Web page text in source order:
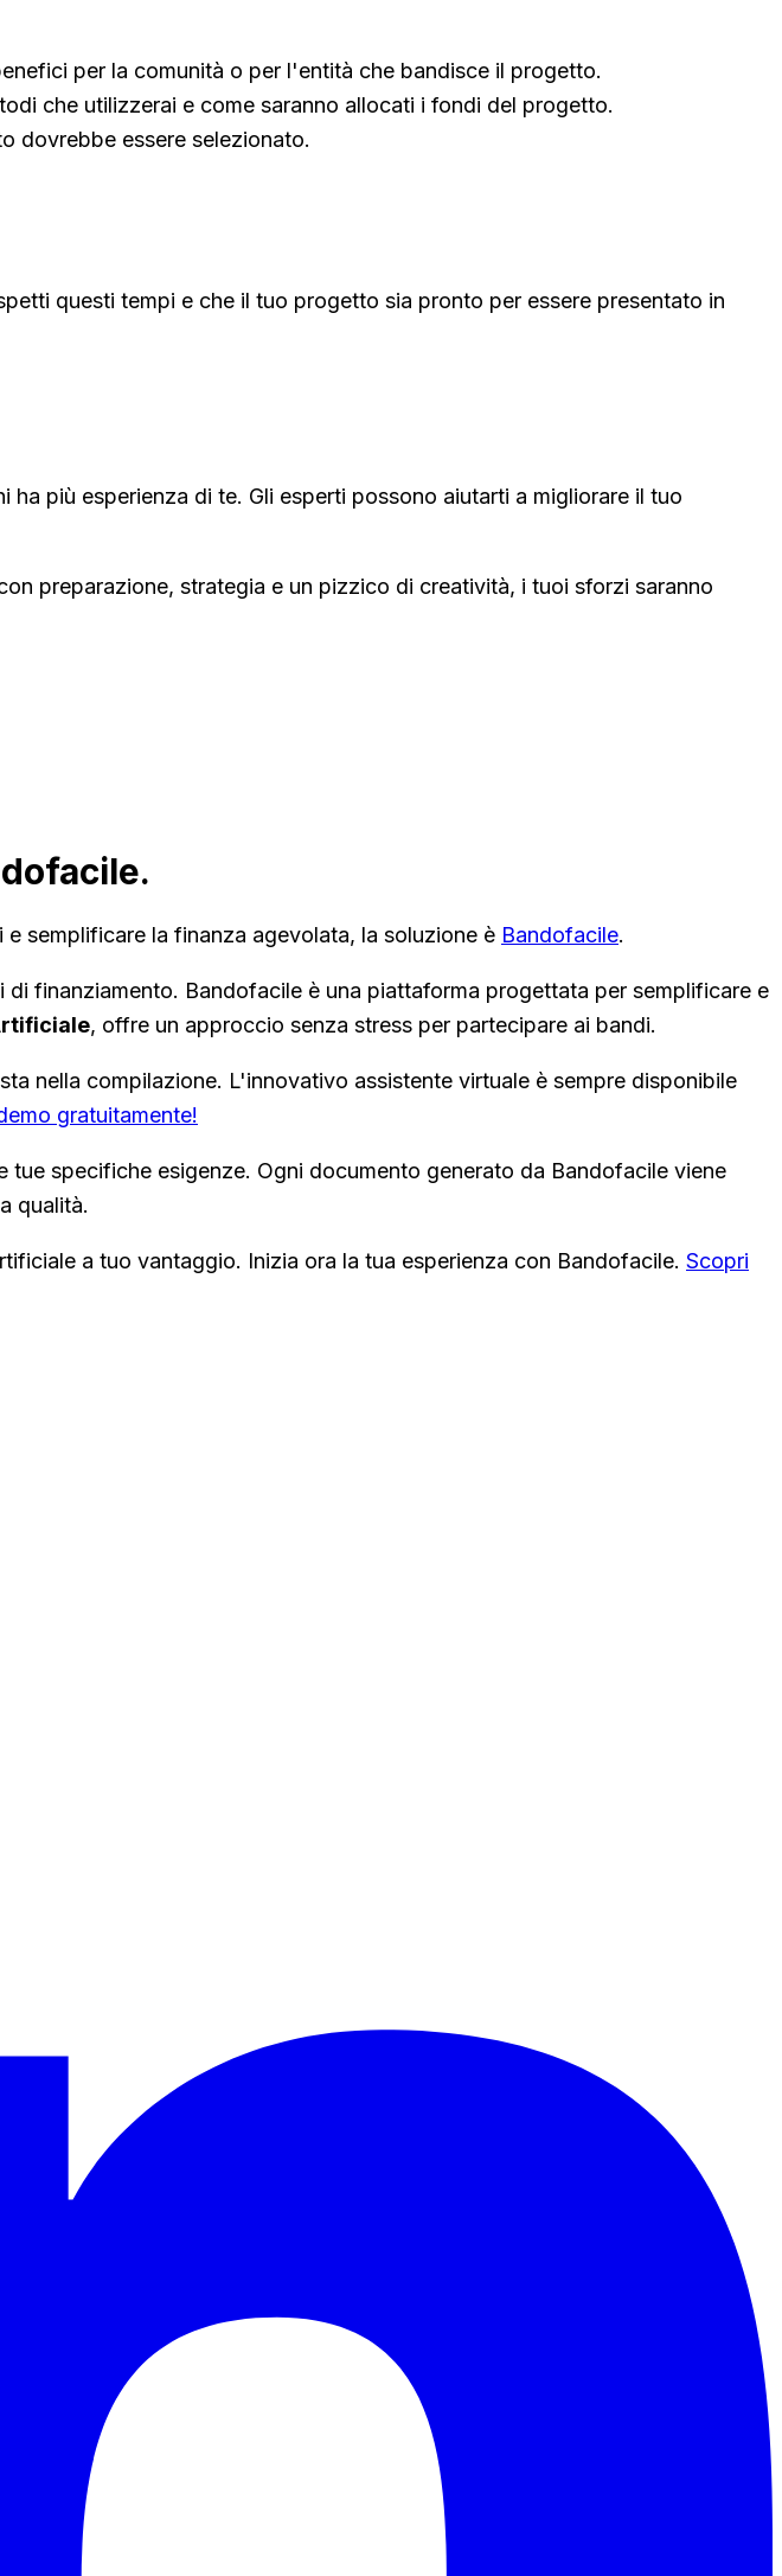
per la comunità o per l'entità che bandisce il progetto.
che utilizzerai e come saranno allocati i fondi del progetto.
dovrebbe essere selezionato.
questi tempi e che il tuo progetto sia pronto per essere presentato in
più esperienza di te. Gli esperti possono aiutarti a migliorare il tuo
preparazione, strategia e un pizzico di creatività, i tuoi sforzi saranno
semplificare la finanza agevolata, la soluzione è Bandofacile.
finanziamento. Bandofacile è una piattaforma progettata per semplificare e
, offre un approccio senza stress per partecipare ai bandi.
nella compilazione. L'innovativo assistente virtuale è sempre disponibile
gratuitamente!
specifiche esigenze. Ogni documento generato da Bandofacile viene
qualità.
a tuo vantaggio. Inizia ora la tua esperienza con Bandofacile. Scopri